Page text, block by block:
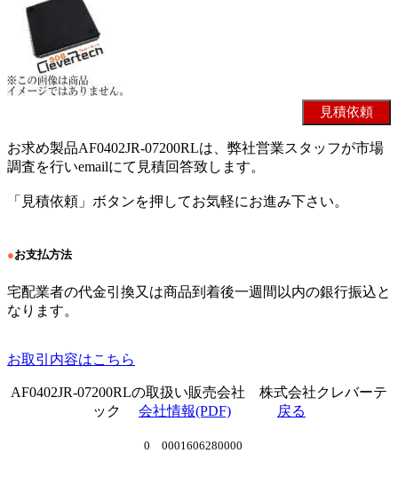
お求め製品AF0402JR-07200RLは、弊社営業スタッフが市場
調査を行いemailにて見積回答致します。
「見積依頼」ボタンを押してお気軽にお進み下さい。
●お支払方法
宅配業者の代金引換又は商品到着後一週間以内の銀行振込と
なります。
お取引内容はこちら
AF0402JR-07200RLの取扱い販売会社 株式会社クレバーテ
ック 会社情報(PDF) 戻る
0 0001606280000